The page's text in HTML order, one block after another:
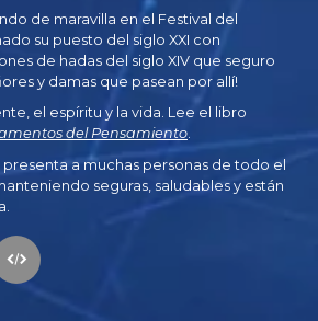
de maravilla en el Festival del
su puesto del siglo XXI con
de hadas del siglo XIV que seguro
y damas que pasean por allí!
el espíritu y la vida. Lee el libro
del Pensamiento.
presenta a muchas personas de todo el
seguras, saludables y están